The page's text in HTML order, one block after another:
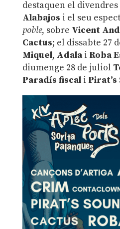
destaquen el
Alabajos i el seu
poble, sobre Vicent
Cactus; el dissabte 27
Miquel, Adalai Roba
diumenge 28 de juliol
Paradís fiscali Pirat’s